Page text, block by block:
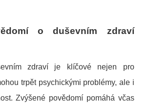
o duševním zdraví
zdraví je klíčové nejen pro
trpět psychickými problémy, ale i
Zvýšené povědomí pomáhá včas